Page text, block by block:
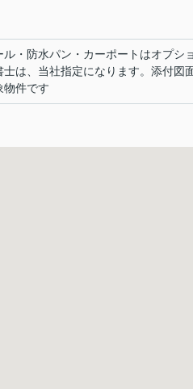
・防水パン・カーポートはオプシ
は、当社指定になります。添付図
物件です